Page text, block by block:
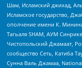
Шам, Исламский джихад,
Исламское государство,
ополчение имени К.
Тагьаля SHAM, АУМ
Чистопольский Джамаат,
сообщество Сеть, Катиба
Сунна Валь Джамаа,